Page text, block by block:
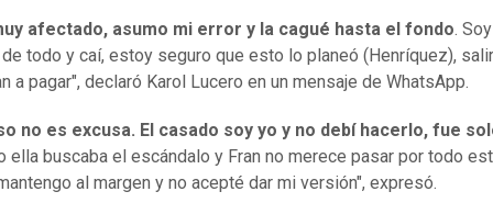
afectado, asumo mi error y la cagué hasta el fondo.
todo y caí, estoy seguro que esto lo planeó (Henríquez),
a pagar", declaró Karol Lucero en un mensaje de WhatsApp.
no es excusa. El casado soy yo y no debí hacerlo, fue
ella buscaba el escándalo y Fran no merece pasar por todo
al margen y no acepté dar mi versión", expresó.